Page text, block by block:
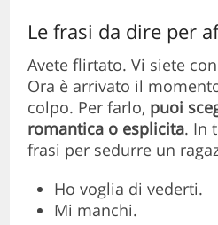
Le frasi da dire per
Avete flirtato. Vi siete
Ora è arrivato il
colpo. Per farlo, puoi
romantica o esplicita. In
frasi per sedurre un
Ho voglia di vederti.
Mi manchi.